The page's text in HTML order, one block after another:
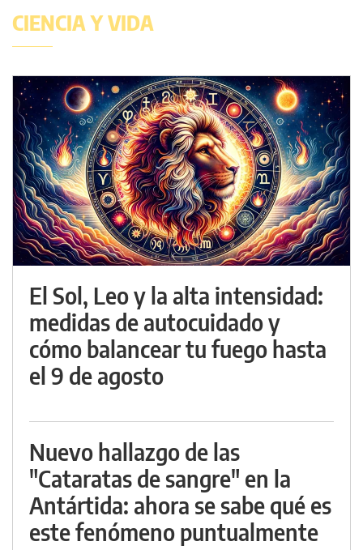
CIENCIA Y VIDA
El Sol, Leo y la alta intensidad:
medidas de autocuidado y
cómo balancear tu fuego hasta
el 9 de agosto
Nuevo hallazgo de las
"Cataratas de sangre" en la
Antártida: ahora se sabe qué es
este fenómeno puntualmente